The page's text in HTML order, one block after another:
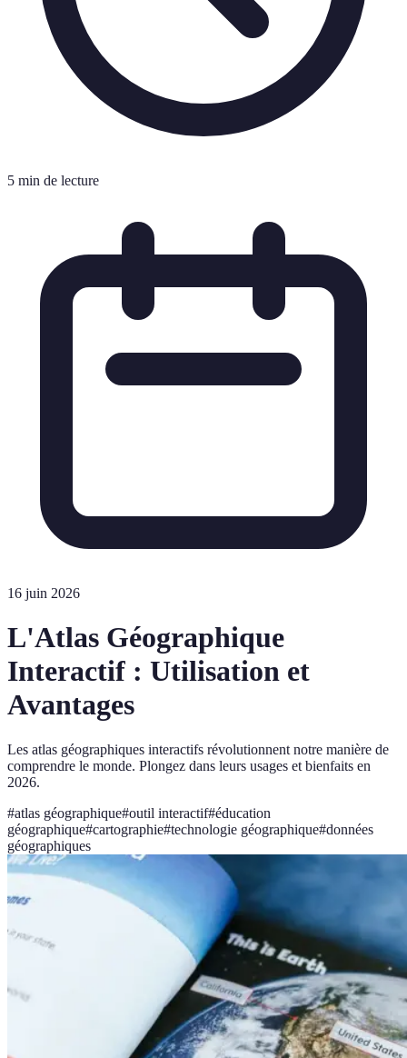
5 min de lecture
16 juin 2026
L'Atlas Géographique
Interactif : Utilisation et
Avantages
Les atlas géographiques interactifs révolutionnent notre manière de
comprendre le monde. Plongez dans leurs usages et bienfaits en
2026.
#atlas géographique#outil interactif#éducation
géographique#cartographie#technologie géographique#données
géographiques